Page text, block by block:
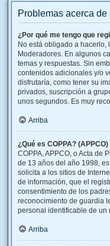
Problemas acerca
¿Por qué me tengo que
No está obligado a hacerlo,
Moderadores. En algunos
temas y respuestas. Sin
contenidos adicionales y/o
disfrutaría, como tener su
privados, suscripción a
unos segundos. Es muy
Arriba
¿Qué es COPPA? (APPCO)
COPPA, APPCO, o Acta de
de 13 años del año 1998,
solicita a los sitios de
de información, que el
consentimiento de los
reconocimiento de guardia
personal identificable de un
Arriba